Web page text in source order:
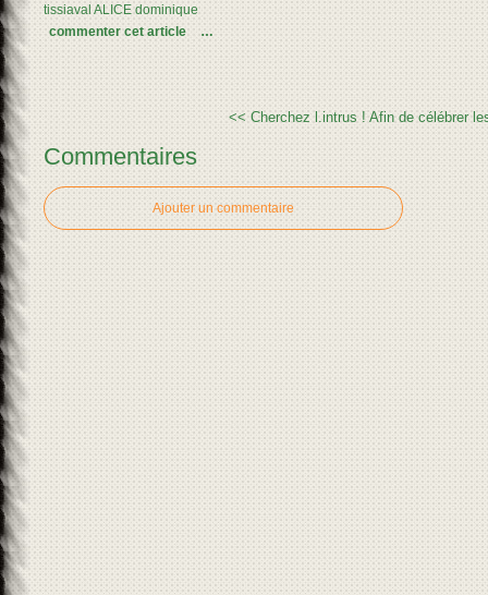
tissiaval ALICE dominique
commenter cet article
…
<< Cherchez l.intrus ! Afin de célébrer
Commentaires
Ajouter un commentaire